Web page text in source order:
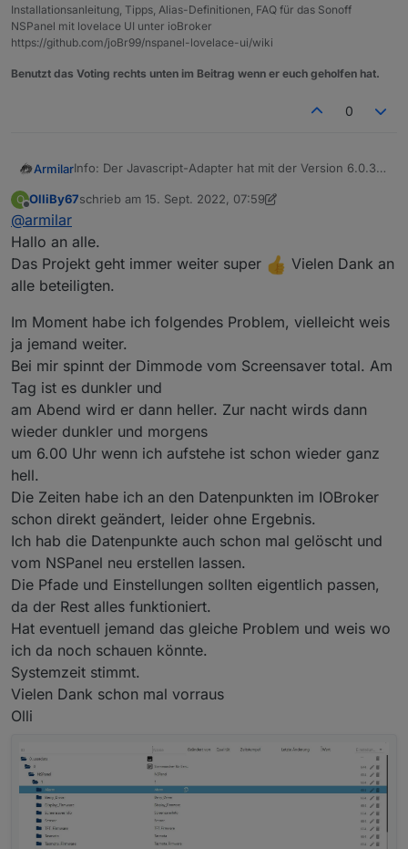
Installationsanleitung, Tipps, Alias-Definitionen, FAQ für das Sonoff
NSPanel mit lovelace UI unter ioBroker
https://github.com/joBr99/nspanel-lovelace-ui/wiki
Benutzt das Voting rechts unten im Beitrag wenn er euch geholfen hat.
0
ArmilarInfo: Der Javascript-Adapter hat mit der Version 6.0.3
wieder ausgeführt werden.
Also bei mir funktioniert es wieder, wenn ich die die
anschalte
O
Offline
OlliBy67schrieb am 15. Sept. 2022, 07:59
zuletzt editiert von OlliBy67
@armilar
Hallo an alle.
Das Projekt geht immer weiter super
Vielen Dank an
alle beteiligten.
Im Moment habe ich folgendes Problem, vielleicht weis
ja jemand weiter.
Bei mir spinnt der Dimmode vom Screensaver total. Am
Tag ist es dunkler und
am Abend wird er dann heller. Zur nacht wirds dann
wieder dunkler und morgens
um 6.00 Uhr wenn ich aufstehe ist schon wieder ganz
hell.
Die Zeiten habe ich an den Datenpunkten im IOBroker
schon direkt geändert, leider ohne Ergebnis.
Ich hab die Datenpunkte auch schon mal gelöscht und
vom NSPanel neu erstellen lassen.
Die Pfade und Einstellungen sollten eigentlich passen,
da der Rest alles funktioniert.
Hat eventuell jemand das gleiche Problem und weis wo
ich da noch schauen könnte.
Systemzeit stimmt.
Vielen Dank schon mal vorraus
Olli